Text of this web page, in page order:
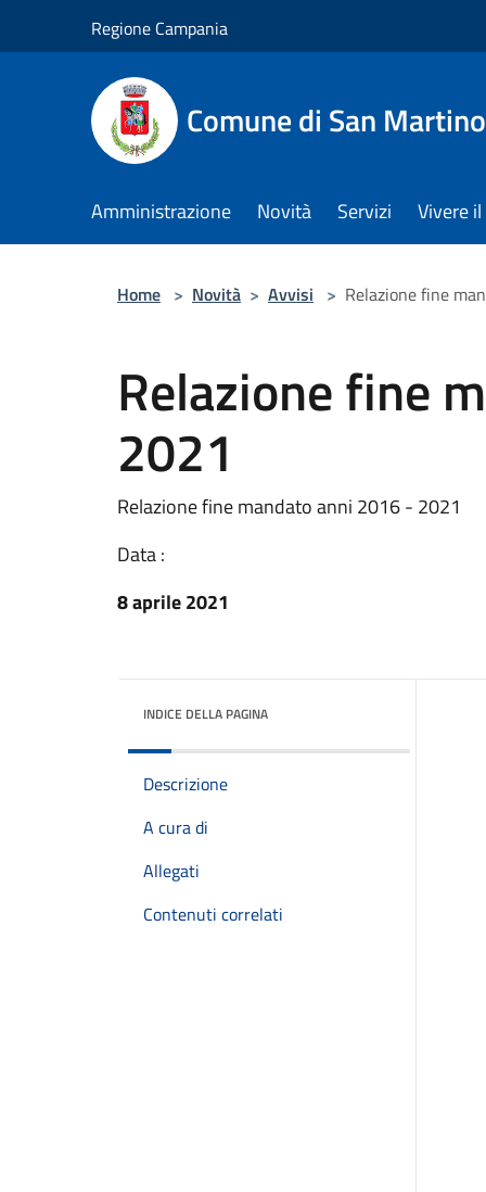
Regione Campania
Comune di San
Amministrazione Novità Servizi Vivere
Home > Novità > Avvisi > Relazione fine
Relazione fine
2021
Relazione fine mandato anni 2016 - 2021
Data :
8 aprile 2021
INDICE DELLA PAGINA
Descrizione
A cura di
Allegati
Contenuti correlati